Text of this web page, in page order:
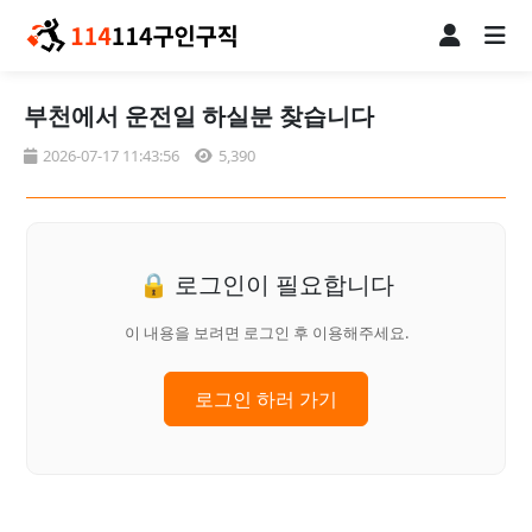
부천에서 운전일 하실분 찾습니다
2026-07-17 11:43:56 5,390
🔒 로그인이 필요합니다
이 내용을 보려면 로그인 후 이용해주세요.
로그인 하러 가기